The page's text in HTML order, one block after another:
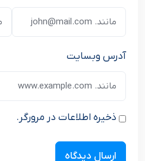
آدرس وبسایت
ذخیره اطلاعات در مرورگر.